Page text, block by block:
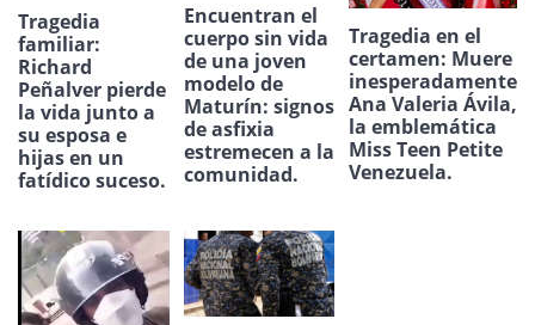
Tragedia
familiar:
Richard
Peñalver pierde
la vida junto a
su esposa e
hijas en un
fatídico suceso.
Encuentran el
cuerpo sin vida
de una joven
modelo de
Maturín: signos
de asfixia
estremecen a la
comunidad.
Tragedia en el
certamen: Muere
inesperadamente
Ana Valeria Ávila,
la emblemática
Miss Teen Petite
Venezuela.